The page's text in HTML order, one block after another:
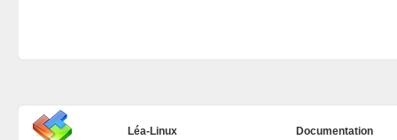
Léa-Linux
Documentation